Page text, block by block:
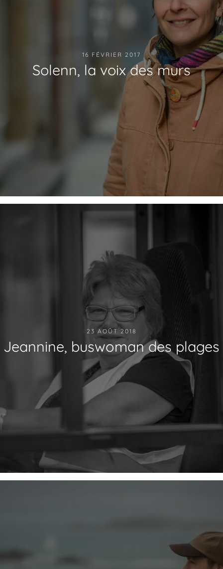
16 FÉVRIER 2017
Solenn, la voix des murs
23 AOÛT 2018
Jeannine, buswoman des plages